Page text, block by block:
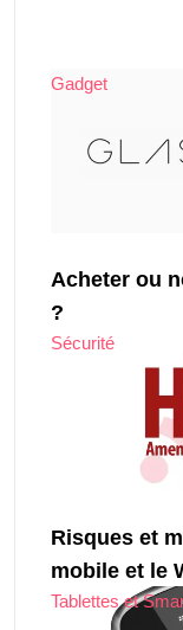
Gadget
Acheter ou
?
Sécurité
Risques et
mobile et le
Tablettes et